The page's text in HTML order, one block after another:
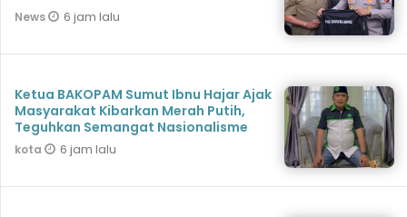
News 6 jam lalu
Ketua BAKOPAM Sumut Ibnu Hajar Ajak
Masyarakat Kibarkan Merah Putih,
Teguhkan Semangat Nasionalisme
kota 6 jam lalu